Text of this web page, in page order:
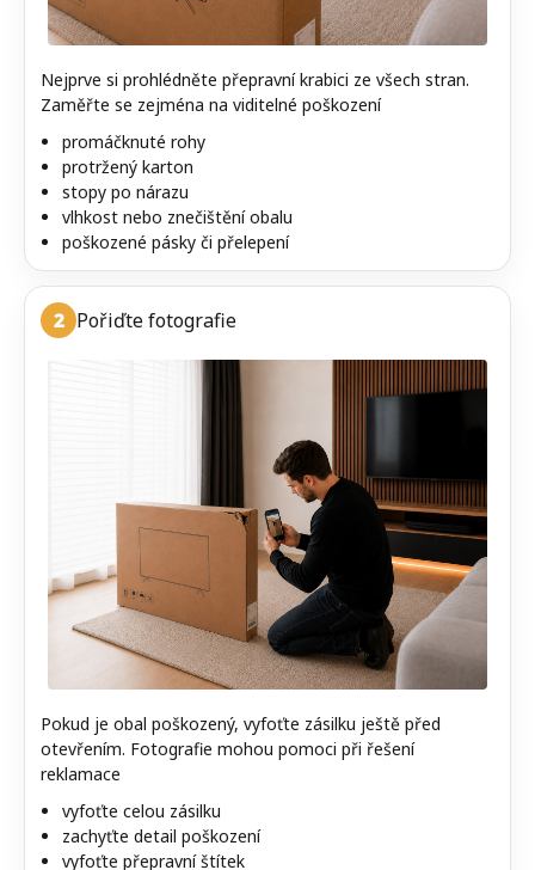
Nejprve si prohlédněte přepravní krabici ze všech stran.
Zaměřte se zejména na viditelné poškození
promáčknuté rohy
protržený karton
stopy po nárazu
vlhkost nebo znečištění obalu
poškozené pásky či přelepení
2 Pořiďte fotografie
Pokud je obal poškozený, vyfoťte zásilku ještě před
otevřením. Fotografie mohou pomoci při řešení
reklamace
vyfoťte celou zásilku
zachyťte detail poškození
vyfoťte přepravní štítek